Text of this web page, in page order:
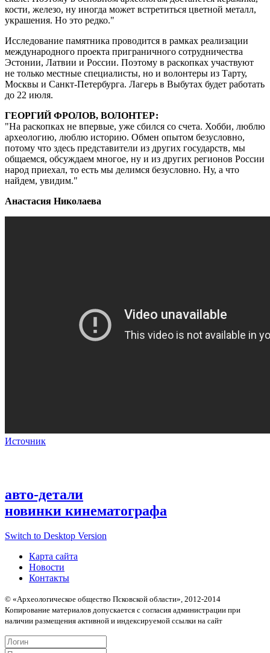
кости, железо, ну иногда может встретиться цветной металл,
украшения. Но это редко.
Исследование памятника проводится в рамках реализации
международного проекта приграничного сотрудничества
Эстонии, Латвии и России. Поэтому в раскопках участвуют
не только местные специалисты, но и волонтеры из Тарту,
Москвы и Санкт-Петербурга. Лагерь в Выбутах будет работать
до 22 июля.
ГЕОРГИЙ ФРОЛОВ, ВОЛОНТЕР:
На раскопках не впервые, уже сбился со счета. Хобби, люблю
археологию, люблю историю. Обмен опытом безусловно,
потому что здесь представители из других государств, мы
общаемся, обсуждаем многое, ну и из других регионов России
народ приехал, то есть мы делимся безусловно. Ну, а что
найдем, увидим.
Анастасия Николаева
Источник
авто-детали
новинки кинематографа
Switch to Desktop Version
Карта сайта
Новости
Контакты
© «Археологическое общество Псковской области», 2012-2014
Копирование материалов допускается с согласия администрации при
наличии размещения активной и индексируемой ссылки на сайт